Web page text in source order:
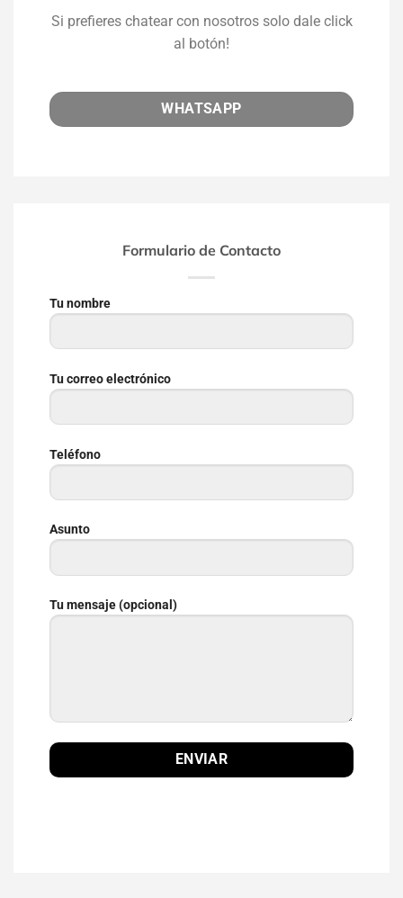
Si prefieres chatear con nosotros solo dale click
al botón!
WHATSAPP
Formulario de Contacto
Tu nombre
Tu correo electrónico
Teléfono
Asunto
Tu mensaje (opcional)